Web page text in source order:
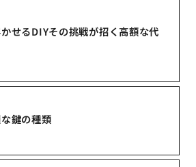
せるDIYその挑戦が招く高額な代
鍵の種類